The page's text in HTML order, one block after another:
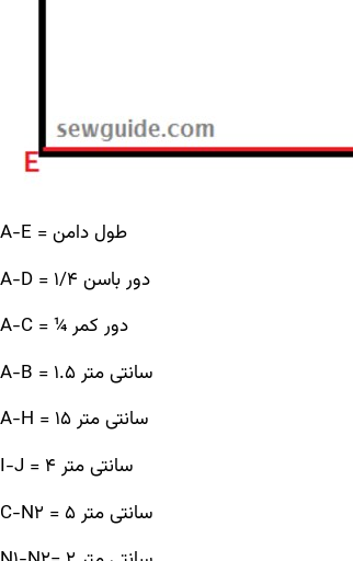
A-D = 1/4 دور باسن
A-C = ¼ دور کمر
A-B = 1.5 سانتی متر
A-H = 15 سانتی متر
I-J = 4 سانتی متر
C-N2 = 5 سانتی متر